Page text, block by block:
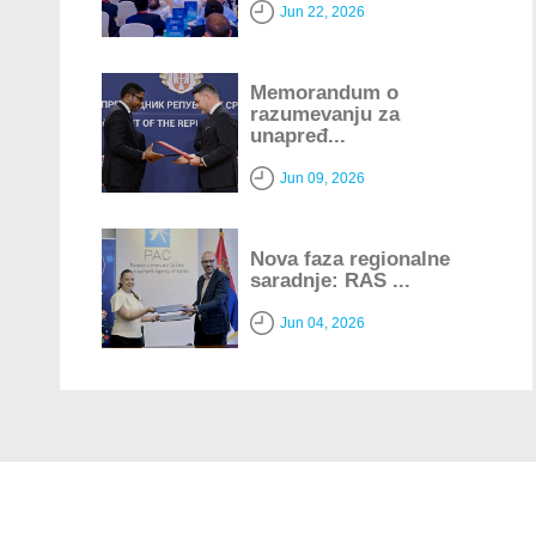
Jun 22, 2026
Memorandum o
razumevanju za
unapređ...
Jun 09, 2026
Nova faza regionalne
saradnje: RAS ...
Jun 04, 2026